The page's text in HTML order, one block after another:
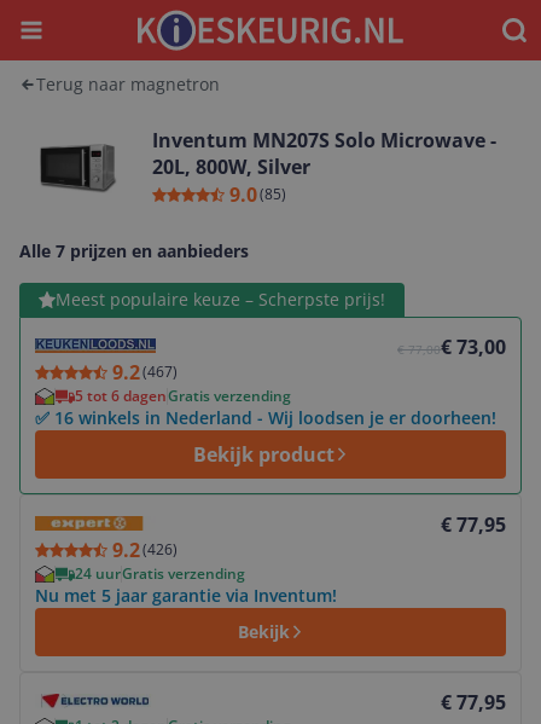
Menu
Terug naar magnetron
Inventum MN207S Solo Microwave -
20L, 800W, Silver
9.0(85)
Alle 7 prijzen en aanbieders
Meest populaire keuze – Scherpste prijs!
9.2(467)
€ 77,00€ 73,00
5 tot 6 dagenGratis verzending
✅ 16 winkels in Nederland - Wij loodsen je er doorheen!
Bekijk product
Bekijk product
9.2(426)
€ 77,95
24 uurGratis verzending
Nu met 5 jaar garantie via Inventum!
Bekijk
€ 77,95